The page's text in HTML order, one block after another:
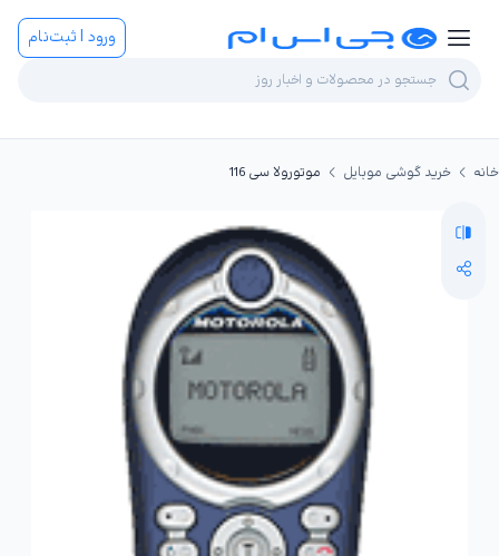
ورود | ثبت‌نام
خانه خرید گوشی موبایل موتورولا سی 116